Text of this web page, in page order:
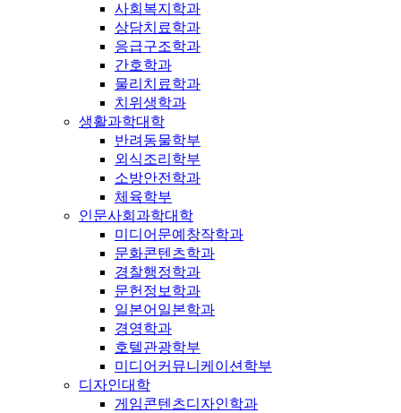
사회복지학과
상담치료학과
응급구조학과
간호학과
물리치료학과
치위생학과
생활과학대학
반려동물학부
외식조리학부
소방안전학과
체육학부
인문사회과학대학
미디어문예창작학과
문화콘텐츠학과
경찰행정학과
문헌정보학과
일본어일본학과
경영학과
호텔관광학부
미디어커뮤니케이션학부
디자인대학
게임콘텐츠디자인학과